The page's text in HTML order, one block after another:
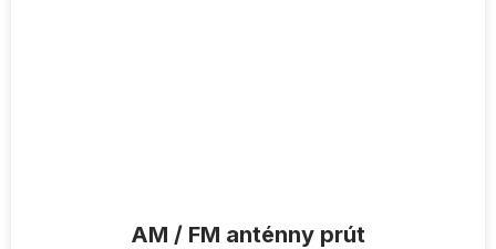
AM / FM anténny prút